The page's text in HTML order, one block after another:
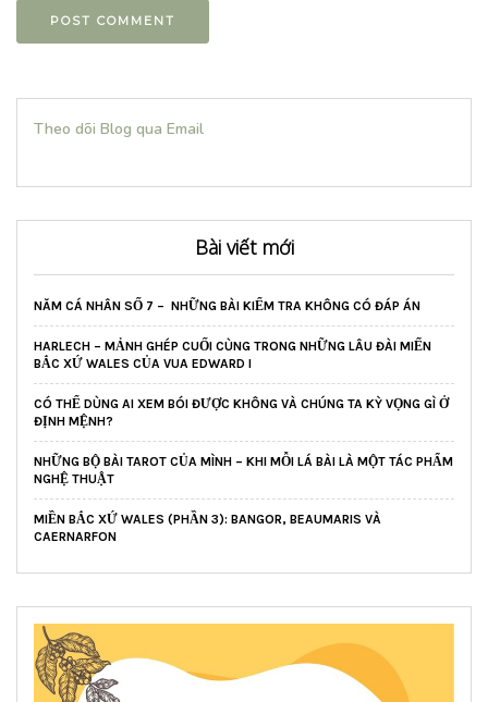
Theo dõi Blog qua Email
Bài viết mới
NĂM CÁ NHÂN SỐ 7 – NHỮNG BÀI KIỂM TRA KHÔNG CÓ ĐÁP ÁN
HARLECH – MẢNH GHÉP CUỐI CÙNG TRONG NHỮNG LÂU ĐÀI MIẾN
BẮC XỨ WALES CỦA VUA EDWARD I
CÓ THỂ DÙNG AI XEM BÓI ĐƯỢC KHÔNG VÀ CHÚNG TA KỲ VỌNG GÌ Ở
ĐỊNH MỆNH?
NHỮNG BỘ BÀI TAROT CỦA MÌNH – KHI MỖI LÁ BÀI LÀ MỘT TÁC PHẨM
NGHỆ THUẬT
MIỀN BẮC XỨ WALES (PHẦN 3): BANGOR, BEAUMARIS VÀ
CAERNARFON